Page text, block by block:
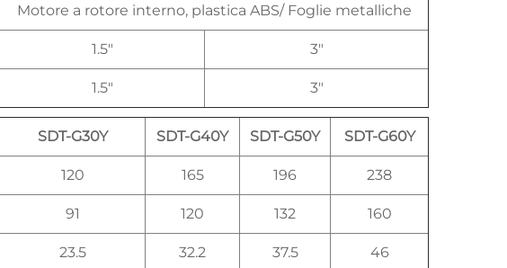
Motore a rotore interno, plastica ABS/ Foglie metalliche
1.5" 3"
1.5" 3"
SDT-G30Y SDT-G40Y SDT-G50Y SDT-G60Y
120 165 196 238
91 120 132 160
23.5 32.2 37.5 46